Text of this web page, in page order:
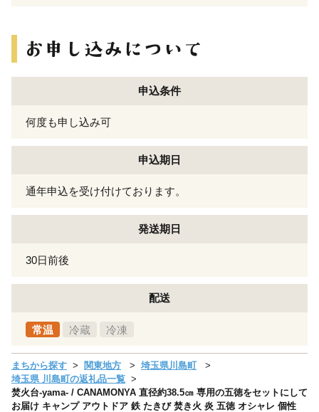
申込条件
何度も申し込み可
申込期日
通年申込を受け付けております。
発送期日
30日前後
配送
常温 冷蔵 冷凍
まちから探す 関東地方
埼玉県川島町
埼玉県 川島町の返礼品一覧
焚火台-yama- / CANAMONYA 直径約38.5㎝ 専用の五徳をセットにして
お届け キャンプ アウトドア 鉄 たきび 焚き火 炎 五徳 オシャレ 個性